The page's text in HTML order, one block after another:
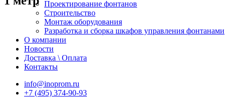
Проектирование фонтанов
Строительство
Монтаж оборудования
Разработка и сборка шкафов управления фонтанами
О компании
Новости
Доставка \ Оплата
Контакты
info@inoprom.ru
+7 (495) 374-90-93